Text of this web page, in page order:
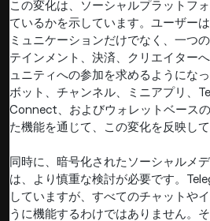
この変化は、ソーシャルプラットフ
ているかを示しています。ユーザー
ミュニケーションだけでなく、一つ
テインメント、決済、クリエイター
ュニティへの参加を求めるようにな
ボット、チャンネル、ミニアプリ、
Connect、およびウォレットベース
た機能を通じて、この変化を反映して
同時に、暗号化されたソーシャルメ
は、より慎重な検討が必要です。
していますが、すべてのチャットや
うに機能するわけではありません。